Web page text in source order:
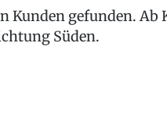
Kunden gefunden. Ab
Süden.